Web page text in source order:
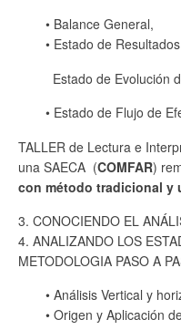
• Balance General,
• Estado de Resultados
Estado de Evolución
• Estado de Flujo de
TALLER de Lectura e
una SAECA (COMFAR)
con método tradicional y
3. CONOCIENDO EL
4. ANALIZANDO LOS
METODOLOGIA PASO A
• Análisis Vertical y
• Origen y Aplicación